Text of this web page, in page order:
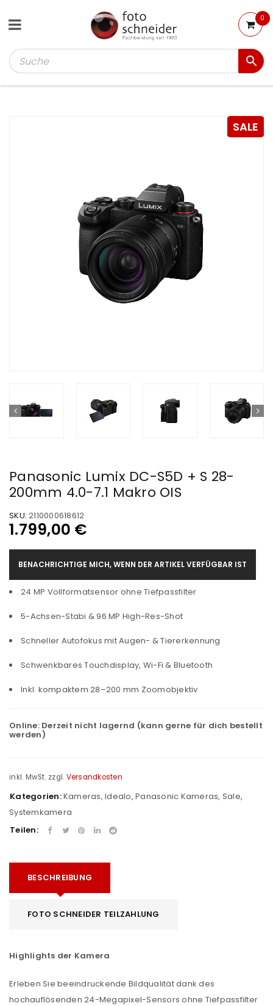
0
SALE
Panasonic Lumix DC-S5D + S 28-
200mm 4.0-7.1 Makro OIS
SKU: 2110000618612
1.799,00 €
BENACHRICHTIGE MICH, WENN DER ARTIKEL VERFÜGBAR IST
24 MP Vollformatsensor ohne Tiefpassfilter
5-Achsen-Stabi & 96 MP High-Res-Shot
Schneller Autofokus mit Augen- & Tiererkennung
Schwenkbares Touchdisplay, Wi-Fi & Bluetooth
Inkl. kompaktem 28–200 mm Zoomobjektiv
Online: Derzeit nicht lagernd (kann gerne für dich bestellt
werden)
inkl. MwSt. zzgl. Versandkosten
Kategorien:Kameras, Idealo, Panasonic Kameras, Sale,
Systemkamera
Teilen:
BESCHREIBUNG
FOTO SCHNEIDER TEILZAHLUNG
Highlights der Kamera
Erleben Sie beeindruckende Bildqualität dank des
hochauflösenden 24-Megapixel-Sensors ohne Tiefpassfilter